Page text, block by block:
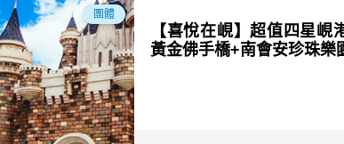
團體
【喜悅在峴】超值四星峴
黃金佛手橋+南會安珍珠樂